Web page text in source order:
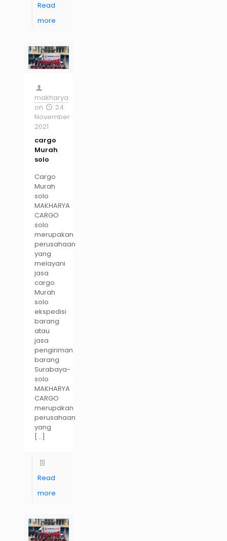
Read
more
makharya
on
24
November
2021
cargo
Murah
solo
Cargo
Murah
solo
MAKHARYA
CARGO
solo
merupakan
perusahaan
yang
melayani
jasa
cargo
Murah
solo
ekspedisi
barang
atau
jasa
pengiriman
barang
Surabaya-
solo
MAKHARYA
CARGO
merupakan
perusahaan
yang
[…]
Read
more